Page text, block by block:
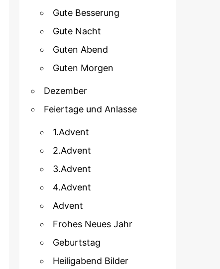
Gute Besserung
Gute Nacht
Guten Abend
Guten Morgen
Dezember
Feiertage und Anlasse
1.Advent
2.Advent
3.Advent
4.Advent
Advent
Frohes Neues Jahr
Geburtstag
Heiligabend Bilder